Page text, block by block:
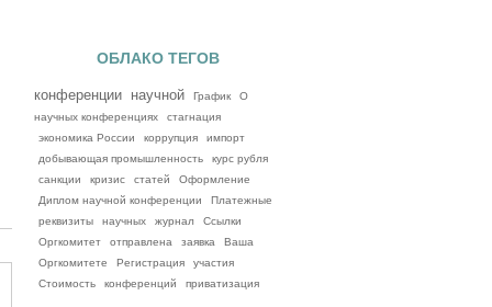
ОБЛАКО ТЕГОВ
конференции научной График
О
научных конференциях
стагнация
экономика России
коррупция
импорт
добывающая промышленность
курс рубля
санкции
кризис статей
Оформление
Диплом научной конференции
Платежные
реквизиты
научных журнал
Ссылки
Оргкомитет
отправлена заявка
Ваша
Оргкомитете
Регистрация
участия
Стоимость
конференций приватизация